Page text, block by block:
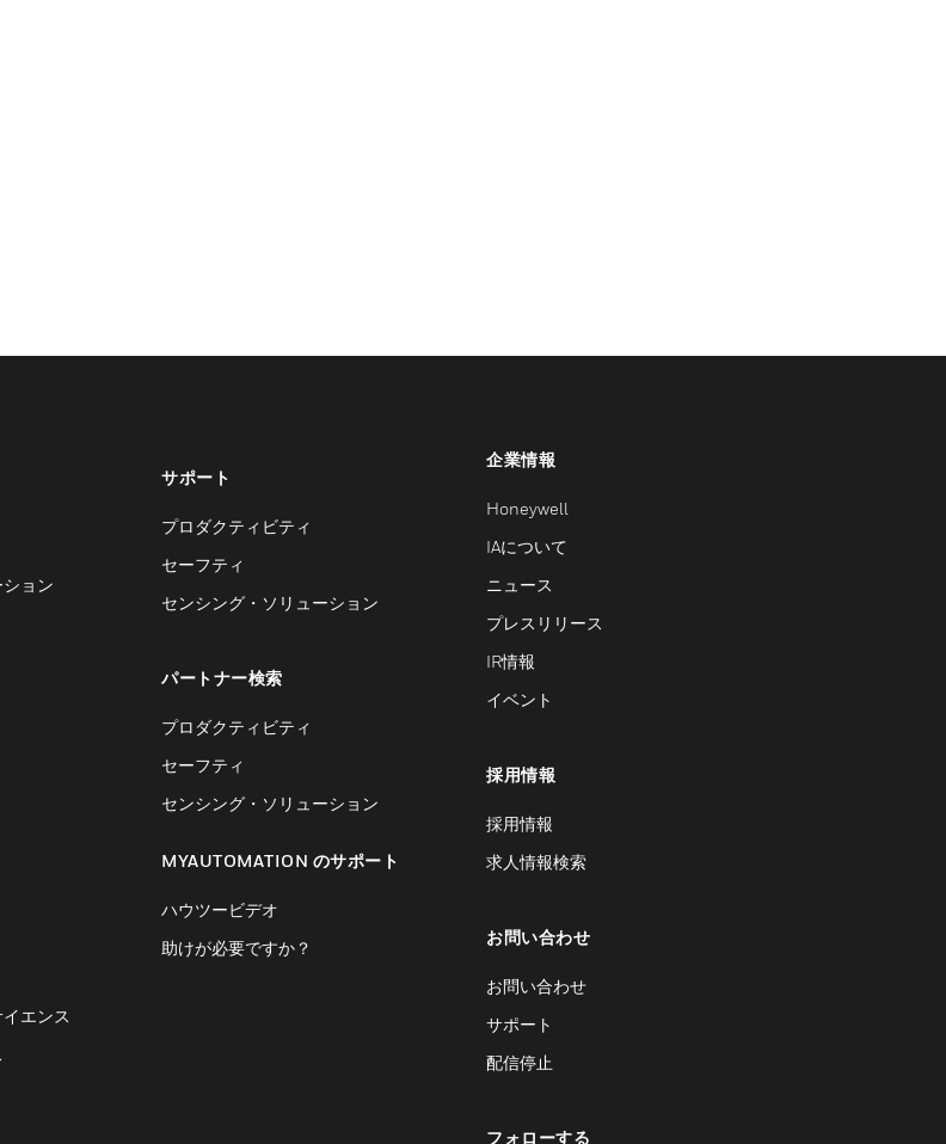
ョン
エンス
サポート
プロダクティビティ
セーフティ
センシング・ソリューション
パートナー検索
プロダクティビティ
セーフティ
センシング・ソリューション
MYAUTOMATION のサポート
ハウツービデオ
助けが必要ですか？
企業情報
Honeywell
IAについて
ニュース
プレスリリース
IR情報
イベント
採用情報
採用情報
求人情報検索
お問い合わせ
お問い合わせ
サポート
配信停止
フォローする